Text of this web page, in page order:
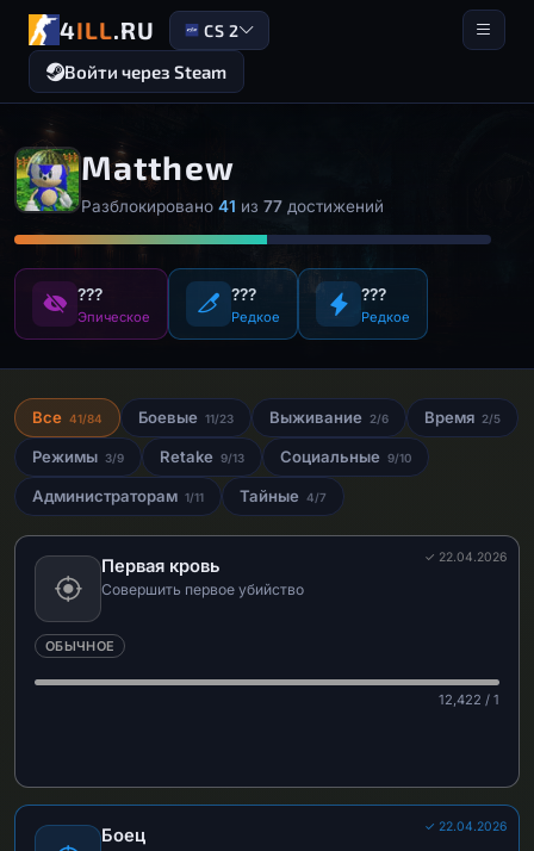
4ILL.RU CS 2
Войти через Steam
Matthew
Разблокировано 41 из 77 достижений
???
Эпическое
???
Редкое
???
Редкое
Все 41/84 Боевые 11/23 Выживание 2/6 Время 2/5
Режимы 3/9 Retake 9/13 Социальные 9/10
Администраторам 1/11 Тайные 4/7
✓ 22.04.2026
Первая кровь
Совершить первое убийство
ОБЫЧНОЕ
12,422 / 1
✓ 22.04.2026
Боец